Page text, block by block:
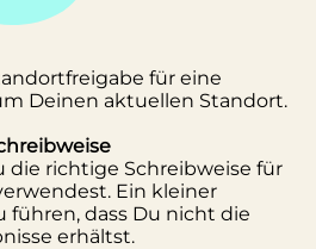
für eine
Deinen aktuellen Standort.
die richtige Schreibweise für
Ein kleiner
führen, dass Du nicht die
erhältst.